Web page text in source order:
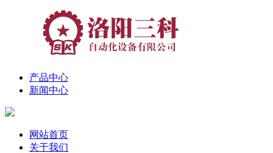
产品中心
新闻中心
网站首页
关于我们